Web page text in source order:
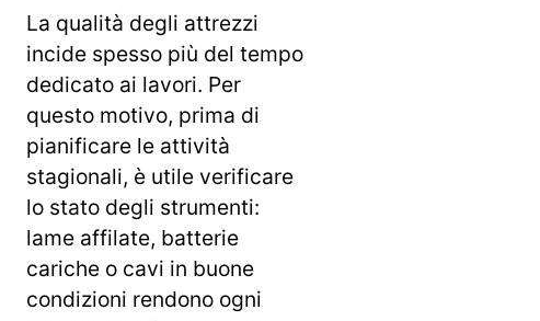
La qualità degli attrezzi
incide spesso più del tempo
dedicato ai lavori. Per
questo motivo, prima di
pianificare le attività
stagionali, è utile verificare
lo stato degli strumenti:
lame affilate, batterie
cariche o cavi in buone
condizioni rendono ogni